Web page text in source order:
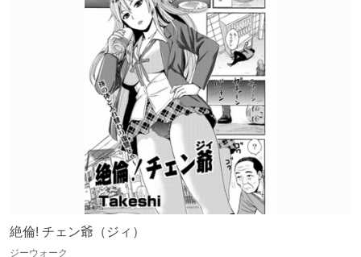
絶倫! チェン爺（ジィ）
ジーウォーク